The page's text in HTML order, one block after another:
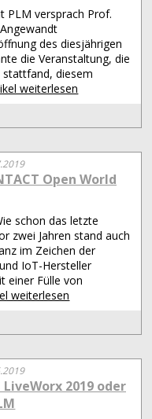
PLM versprach Prof.
des diesjährigen
die Veranstaltung, die
stattfand, diesem
weiterlesen
Open World
schon das letzte
zwei Jahren stand auch
im Zeichen der
IoT-Hersteller
einer Fülle von
weiterlesen
LiveWorx 2019 oder